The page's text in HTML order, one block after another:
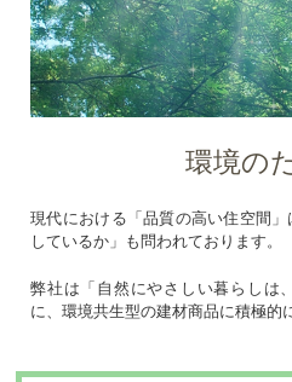
環境の
現代における「品質の高い住空間
しているか」も問われております。
弊社は「自然にやさしい暮らしは
に、環境共生型の建材商品に積極的